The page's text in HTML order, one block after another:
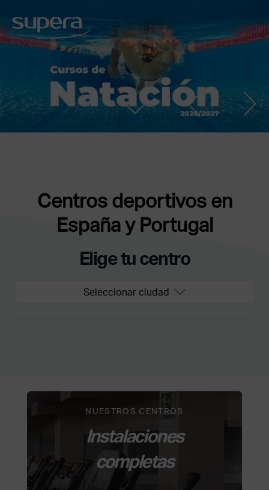
Centros deportivos en
España y Portugal
Elige tu centro
Seleccionar ciudad
NUESTROS CENTROS
Instalaciones
completas